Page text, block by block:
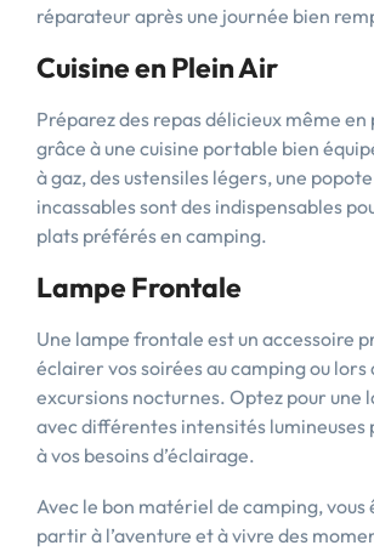
réparateur après une journée bien
Cuisine en Plein Air
Préparez des repas délicieux même
grâce à une cuisine portable bien
à gaz, des ustensiles légers, une
incassables sont des indispensables
plats préférés en camping.
Lampe Frontale
Une lampe frontale est un accessoire
éclairer vos soirées au camping ou lors
excursions nocturnes. Optez pour une
avec différentes intensités lumineuses
à vos besoins d’éclairage.
Avec le bon matériel de camping, vous
partir à l’aventure et à vivre des